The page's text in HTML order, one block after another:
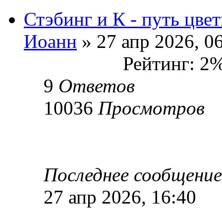
Стэбинг и К - путь
Иоанн » 27 апр 2026,
Рейтинг:
9 Ответов
10036 Просмотров
Последнее
27 апр 2026, 16:40